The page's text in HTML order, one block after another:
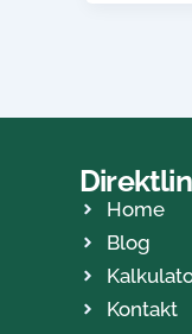
Home
Blog
Kontakt